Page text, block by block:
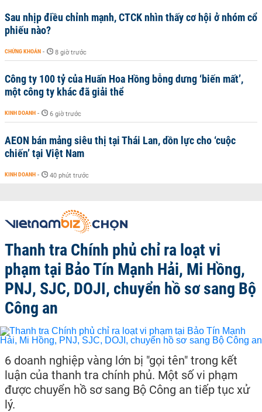
Sau nhịp điều chỉnh mạnh, CTCK nhìn thấy cơ hội ở nhóm cổ
phiếu nào?
CHỨNG KHOÁN - 8 giờ trước
Công ty 100 tỷ của Huấn Hoa Hồng bỗng dưng ‘biến mất’,
một công ty khác đã giải thể
KINH DOANH - 6 giờ trước
AEON bán mảng siêu thị tại Thái Lan, dồn lực cho ‘cuộc
chiến’ tại Việt Nam
KINH DOANH - 40 phút trước
Thanh tra Chính phủ chỉ ra loạt vi
phạm tại Bảo Tín Mạnh Hải, Mi Hồng,
PNJ, SJC, DOJI, chuyển hồ sơ sang Bộ
Công an
6 doanh nghiệp vàng lớn bị "gọi tên" trong kết
luận của thanh tra chính phủ. Một số vi phạm
được chuyển hồ sơ sang Bộ Công an tiếp tục xử
lý.